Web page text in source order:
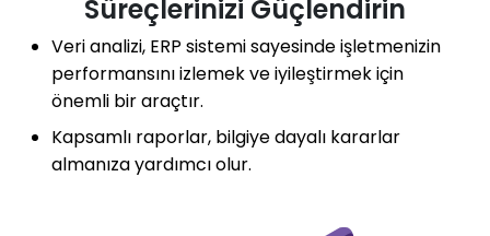
Süreçlerinizi Güçlendirin
Veri analizi, ERP sistemi sayesinde işletmenizin
performansını izlemek ve iyileştirmek için
önemli bir araçtır.
Kapsamlı raporlar, bilgiye dayalı kararlar
almanıza yardımcı olur.